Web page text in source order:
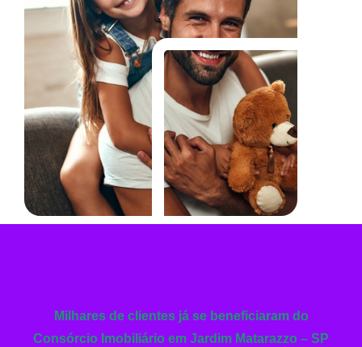
Milhares de clientes já se beneficiaram do
Consórcio Imobiliário em Jardim Matarazzo – SP